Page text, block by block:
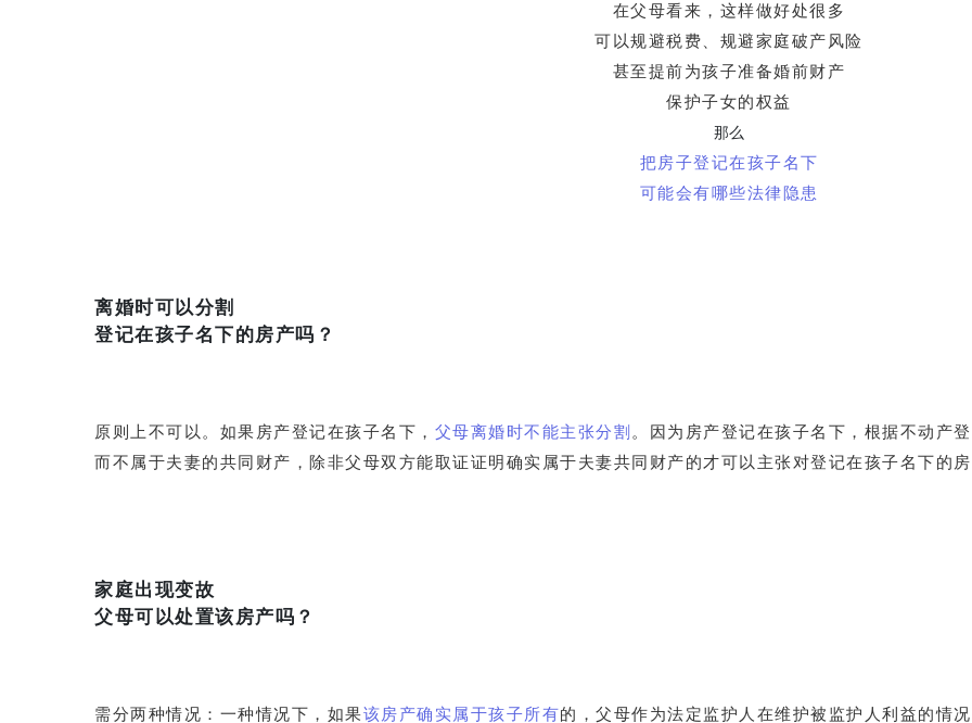
在父母看来，这样做好处很多
可以规避税费、规避家庭破产风险
甚至提前为孩子准备婚前财产
保护子女的权益
那么
把房子登记在孩子名下
可能会有哪些法律隐患
离婚时可以分割
登记在孩子名下的房产吗？
原则上不可以。如果房产登记在孩子名下， 父母离婚时不能主张分割 。因为房产登记在孩子名下，根据不动产
而不属于夫妻的共同财产，除非父母双方能取证证明确实属于夫妻共同财产的才可以主张对登记在孩子名下的
家庭出现变故
父母可以处置该房产吗？
需分两种情况：一种情况下，如果该房产确实属于孩子所有的，父母作为法定监护人在维护被监护人利益的情